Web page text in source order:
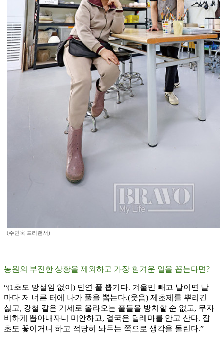
(주민욱 프리랜서)
농원의 부진한 상황을 제외하고 가장 힘겨운 일을 꼽는다면?
“(1초도 망설임 없이) 단연 풀 뽑기다. 겨울만 빼고 날이면 날
마다 저 너른 터에 나가 풀을 뽑는다.(웃음) 제초제를 뿌리긴
싫고, 강철 같은 기세로 올라오는 풀들을 방치할 순 없고, 무자
비하게 뽑아내자니 미안하고, 결국은 딜레마를 안고 산다. 잡
초도 꽃이거니 하고 적당히 놔두는 쪽으로 생각을 돌린다.”